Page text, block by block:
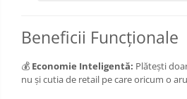
Beneficii Funcționale
💰 Economie Inteligentă: Plătești
nu și cutia de retail pe care oricum o